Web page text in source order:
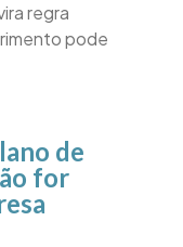
regra
pode
de
for